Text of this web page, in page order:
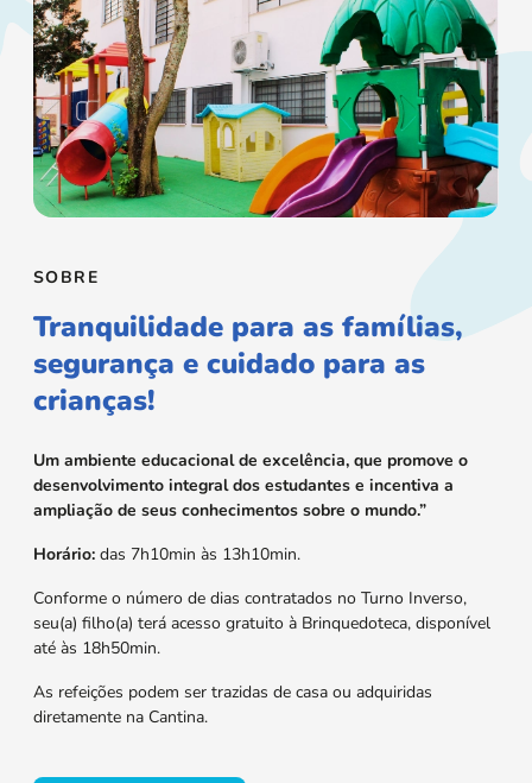
SOBRE
Tranquilidade para as famílias,
segurança e cuidado para as
crianças!
Um ambiente educacional de excelência, que promove o
desenvolvimento integral dos estudantes e incentiva a
ampliação de seus conhecimentos sobre o mundo.”
Horário: das 7h10min às 13h10min.
Conforme o número de dias contratados no Turno Inverso,
seu(a) filho(a) terá acesso gratuito à Brinquedoteca, disponível
até às 18h50min.
As refeições podem ser trazidas de casa ou adquiridas
diretamente na Cantina.